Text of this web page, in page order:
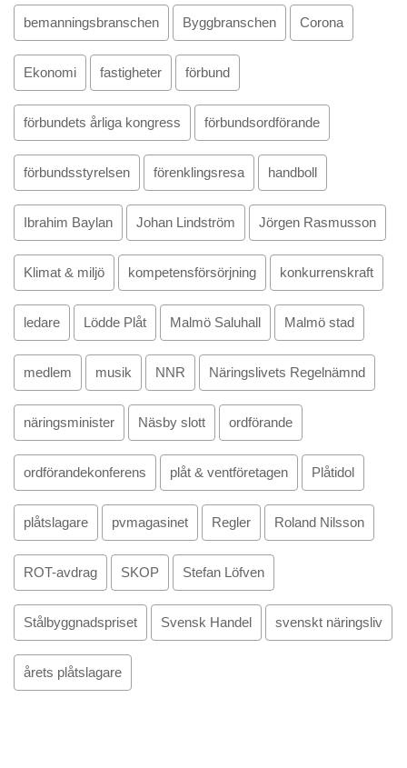
bemanningsbranschen Byggbranschen Corona
Ekonomi fastigheter förbund
förbundets årliga kongress förbundsordförande
förbundsstyrelsen förenklingsresa handboll
Ibrahim Baylan Johan Lindström Jörgen Rasmusson
Klimat & miljö kompetensförsörjning konkurrenskraft
ledare Lödde Plåt Malmö Saluhall Malmö stad
medlem musik NNR Näringslivets Regelnämnd
näringsminister Näsby slott ordförande
ordförandekonferens plåt & ventföretagen Plåtidol
plåtslagare pvmagasinet Regler Roland Nilsson
ROT-avdrag SKOP Stefan Löfven
Stålbyggnadspriset Svensk Handel svenskt näringsliv
årets plåtslagare